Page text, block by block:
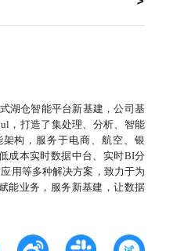
湖仓智能平台新基建，公司基
，打造了集处理、分析、智能
构，服务于电商、航空、银
成本实时数据中台、实时BI分
用等多种解决方案，致力于为
能业务，服务新基建，让数据